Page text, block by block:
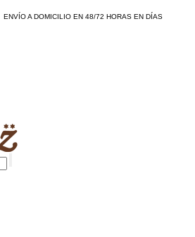
A DOMICILIO EN 48/72 HORAS EN DÍAS